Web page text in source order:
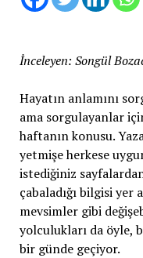
İnceleyen: Songül
Hayatın anlamını
ama sorgulayanlar
haftanın konusu.
yetmişe herkese
istediğiniz
çabaladığı bilgisi yer
mevsimler gibi
yolculukları da öyle,
bir günde geçiyor.